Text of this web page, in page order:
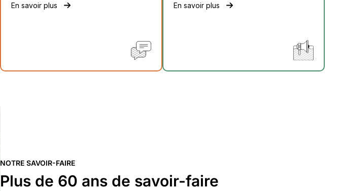
En savoir plus En savoir plus
NOTRE SAVOIR-FAIRE
Plus de 60 ans de savoir-faire